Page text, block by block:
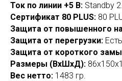
Ток по линии +5 В: Standby
Сертификат 80 PLUS: 80
Защита от повышенного
Защита от перегрузки: Есть
Защита от короткого
Размеры (ВхШхД):
Вес нетто: 1483 гр.